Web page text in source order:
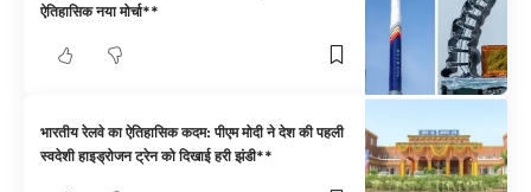
ऐतिहासिक नया मोर्चा**
भारतीय रेलवे का ऐतिहासिक कदम: पीएम मोदी ने देश की पहली
स्वदेशी हाइड्रोजन ट्रेन को दिखाई हरी झंडी**